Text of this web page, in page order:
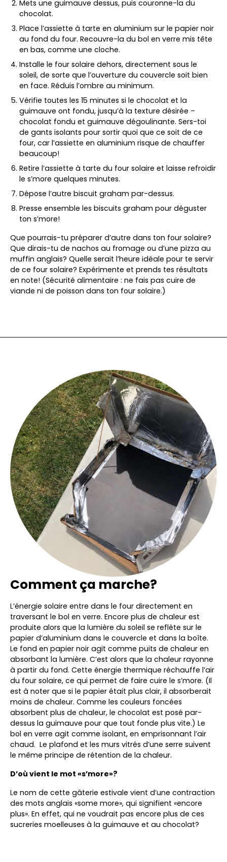
Mets une guimauve dessus, puis couronne-la du
chocolat.
Place l’assiette à tarte en aluminium sur le papier noir
au fond du four. Recouvre-la du bol en verre mis tête
en bas, comme une cloche.
Installe le four solaire dehors, directement sous le
soleil, de sorte que l’ouverture du couvercle soit bien
en face. Réduis l’ombre au minimum.
Vérifie toutes les 15 minutes si le chocolat et la
guimauve ont fondu, jusqu’à la texture désirée –
chocolat fondu et guimauve dégoulinante. Sers-toi
de gants isolants pour sortir quoi que ce soit de ce
four, car l’assiette en aluminium risque de chauffer
beaucoup!
Retire l’assiette à tarte du four solaire et laisse refroidir
le s’more quelques minutes.
Dépose l’autre biscuit graham par-dessus.
Presse ensemble les biscuits graham pour déguster
ton s’more!
Que pourrais-tu préparer d’autre dans ton four solaire?
Que dirais-tu de nachos au fromage ou d’une pizza au
muffin anglais? Quelle serait l’heure idéale pour te servir
de ce four solaire? Expérimente et prends tes résultats
en note! (Sécurité alimentaire : ne fais pas cuire de
viande ni de poisson dans ton four solaire.)
Comment ça marche?
L’énergie solaire entre dans le four directement en
traversant le bol en verre. Encore plus de chaleur est
produite alors que la lumière du soleil se reflète sur le
papier d’aluminium dans le couvercle et dans la boîte.
Le fond en papier noir agit comme puits de chaleur en
absorbant la lumière. C’est alors que la chaleur rayonne
à partir du fond. Cette énergie thermique réchauffe l’air
du four solaire, ce qui permet de faire cuire le s’more. (Il
est à noter que si le papier était plus clair, il absorberait
moins de chaleur. Comme les couleurs foncées
absorbent plus de chaleur, le chocolat est posé par-
dessus la guimauve pour que tout fonde plus vite.) Le
bol en verre agit comme isolant, en emprisonnant l’air
chaud. Le plafond et les murs vitrés d’une serre suivent
le même principe de rétention de la chaleur.
D’où vient le mot «s’more»?
Le nom de cette gâterie estivale vient d’une contraction
des mots anglais «some more», qui signifient «encore
plus». En effet, qui ne voudrait pas encore plus de ces
sucreries moelleuses à la guimauve et au chocolat?